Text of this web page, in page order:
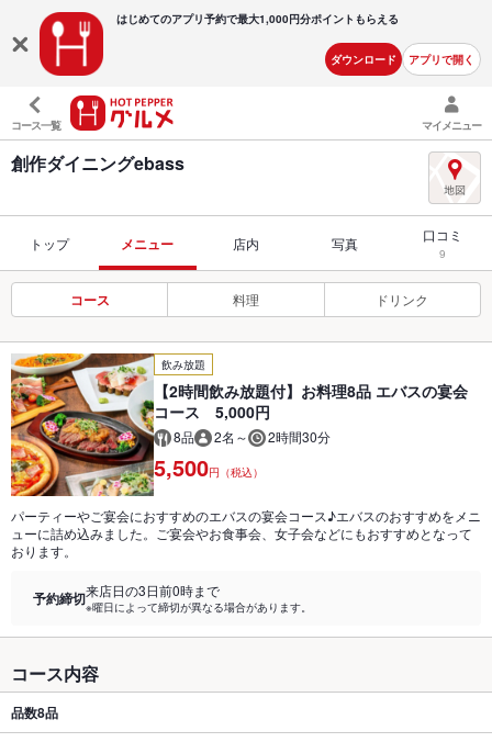
はじめてのアプリ予約で最大1,000円分ポイントもらえる
ダウンロード アプリで開く
コース一覧 マイメニュー
創作ダイニングebass
トップ メニュー 店内 写真 口コミ
9
コース 料理 ドリンク
飲み放題
【2時間飲み放題付】お料理8品 エバスの宴会
コース 5,000円
8品 2名～ 2時間30分
5,500円（税込）
パーティーやご宴会におすすめのエバスの宴会コース♪エバスのおすすめをメニ
ューに詰め込みました。ご宴会やお食事会、女子会などにもおすすめとなって
おります。
予約締切来店日の3日前0時まで
※曜日によって締切が異なる場合があります。
コース内容
品数8品